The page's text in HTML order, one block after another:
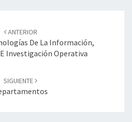
ANTERIOR
De La Información,
Investigación Operativa
SIGUIENTE